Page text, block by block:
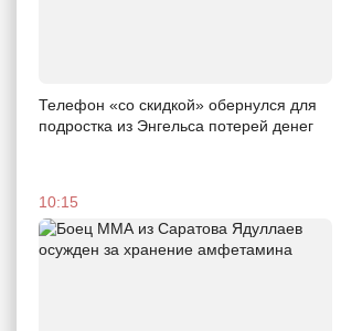
Телефон «со скидкой» обернулся для
подростка из Энгельса потерей денег
10:15